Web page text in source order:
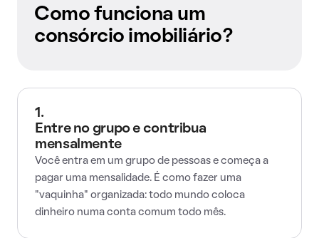
Como funciona um
consórcio imobiliário?
1.
Entre no grupo e contribua
mensalmente
Você entra em um grupo de pessoas e começa a
pagar uma mensalidade. É como fazer uma
"vaquinha" organizada: todo mundo coloca
dinheiro numa conta comum todo mês.